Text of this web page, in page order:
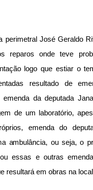
perimetral José Geraldo
reparos onde teve
logo que estiar o
resultado de
da deputada
de um laboratório,
emenda do
ambulância, ou seja, o
essas e outras
resultará em obras na